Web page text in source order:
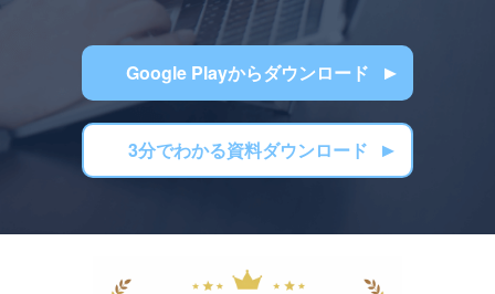
Google Playからダウンロード
3分でわかる資料ダウンロード